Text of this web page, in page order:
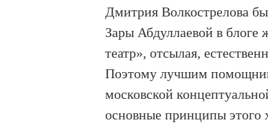
Дмитрия Волкострелова
Зары Абдуллаевой в блоге
театр», отсылая,
Поэтому лучшим
московской
основные принципы этого